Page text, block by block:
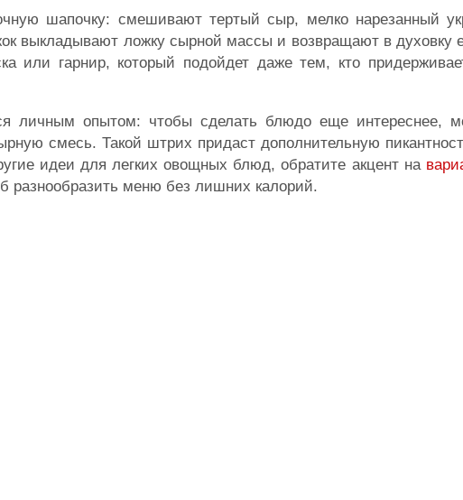
шапочку: смешивают тертый сыр, мелко нарезанный
выкладывают ложку сырной массы и возвращают в духовку
или гарнир, который подойдет даже тем, кто
личным опытом: чтобы сделать блюдо еще интереснее,
смесь. Такой штрих придаст дополнительную
идеи для легких овощных блюд, обратите акцент на
разнообразить меню без лишних калорий.